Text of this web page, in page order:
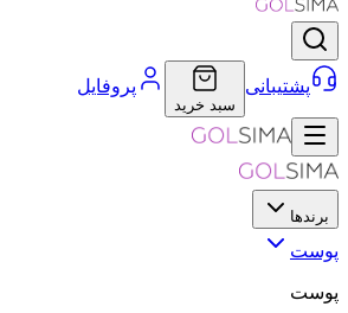
پشتیبانی
سبد خرید
پروفایل
برندها
پوست
پوست